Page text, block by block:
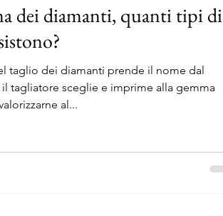
dei diamanti, quanti tipi di
taglio dei diamanti prende il nome dal
tagliatore sceglie e imprime alla gemma
al...